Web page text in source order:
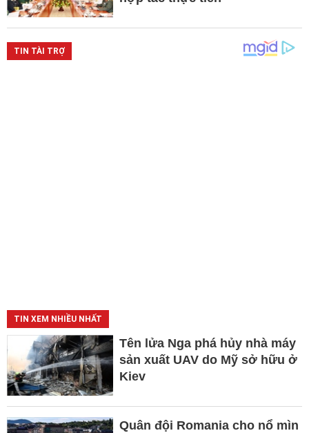
TIN XEM NHIỀU NHẤT
Tên lửa Nga phá hủy nhà máy
sản xuất UAV do Mỹ sở hữu ở
Kiev
Quân đội Romania cho nổ mìn